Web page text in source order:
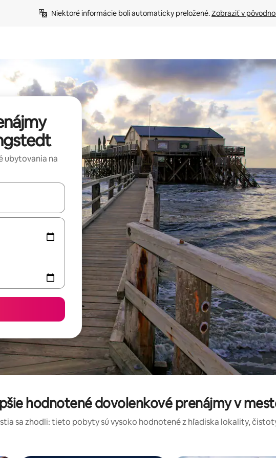
Niektoré informácie boli automaticky preložené. Zobraziť v
ubytovania na
si ich prechádzať pomocou klávesov so šípkami nahor a nadol alebo ich
hodnotené dovolenkové prenájmy v
sa zhodli: tieto pobyty sú vysoko hodnotené z hľadiska lokality,